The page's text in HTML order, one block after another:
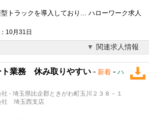
トラックを導入しており... ハローワーク求人
10月31日
関連求人情報
ト業務 休み取りやすい - 新着 - ハ
- 埼玉県比企郡ときがわ町玉川２３８－１
社 埼玉西支店